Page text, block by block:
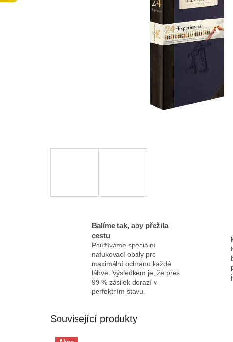
Balíme tak, aby přežila
cestu
Používáme speciální
nafukovací obaly pro
maximální ochranu každé
láhve. Výsledkem je, že přes
99 % zásilek dorazí v
perfektním stavu.
Související produkty